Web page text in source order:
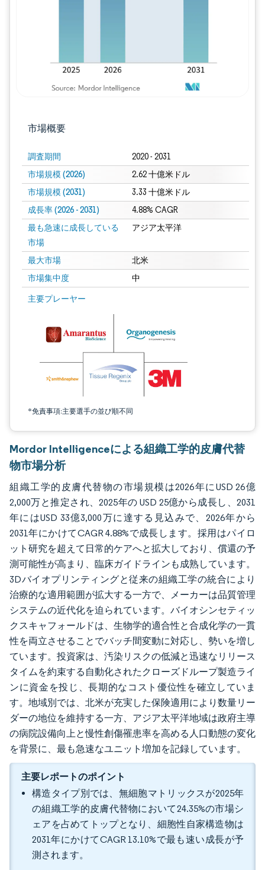
市場概要
調査期間 2020 - 2031
市場規模 (2026) 2.62 十億米ドル
市場規模 (2031) 3.33 十億米ドル
成長率 (2026 - 2031) 4.88% CAGR
最も急速に成長している
市場
アジア太平洋
最大市場 北米
市場集中度 中
主要プレーヤー
*免責事項:主要選手の並び順不同
画像 © Mordor Intelligence。再利用にはCC BY 4.0の表示が必要です。
Mordor Intelligenceによる組織工学的皮膚代替
物市場分析
組織工学的皮膚代替物の市場規模は2026年にUSD 26億
2,000万と推定され、2025年の USD 25億から成長し、2031
年にはUSD 33億3,000万に達する見込みで、2026年から
2031年にかけてCAGR 4.88%で成長します。採用はパイロ
ット研究を超えて日常的ケアへと拡大しており、償還の予
測可能性が高まり、臨床ガイドラインも成熟しています。
3Dバイオプリンティングと従来の組織工学の統合により
治療的な適用範囲が拡大する一方で、メーカーは品質管理
システムの近代化を迫られています。バイオシンセティッ
クスキャフォールドは、生物学的適合性と合成化学の一貫
性を両立させることでバッチ間変動に対応し、勢いを増し
ています。投資家は、汚染リスクの低減と迅速なリリース
タイムを約束する自動化されたクローズドループ製造ライ
ンに資金を投じ、長期的なコスト優位性を確立していま
す。地域別では、北米が充実した保険適用により数量リー
ダーの地位を維持する一方、アジア太平洋地域は政府主導
の病院設備向上と慢性創傷罹患率を高める人口動態の変化
を背景に、最も急速なユニット増加を記録しています。
主要レポートのポイント
構造タイプ別では、無細胞マトリックスが2025年
の組織工学的皮膚代替物において24.35%の市場シ
ェアを占めてトップとなり、細胞性自家構造物は
2031年にかけてCAGR 13.10%で最も速い成長が予
測されます。